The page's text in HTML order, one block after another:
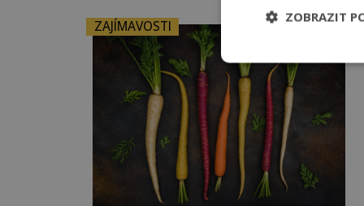
ZAJÍMAVOSTI
ZOBRAZIT